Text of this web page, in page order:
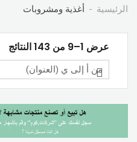
الرئيسية أغذية ومشروبات
عرض 1–9 من 143 النتائج